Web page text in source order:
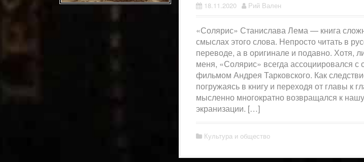
18.11.2020 Рий Вален
«Солярис» Станислава Лема — книга
смыслах этого слова. Непросто читать в
переводе, а в оригинале и подавно. Хотя,
меня, «Солярис» всегда ассоциировался
фильмом Андрея Тарковского. Как
погружаясь в книгу и переходя от главы к
мысленно многократно возвращался к
экранизации. […]
Культура и общество